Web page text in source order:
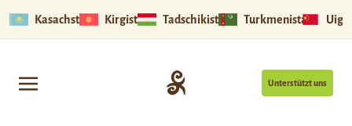
Kasachstan Kirgistan Tadschikistan Turkmenistan
Unterstützt uns